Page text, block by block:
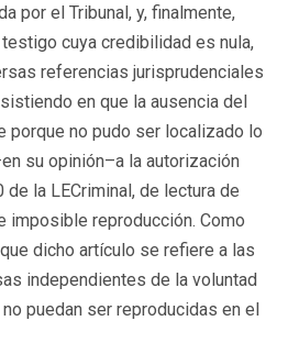
por el Tribunal, y, finalmente,
cuya credibilidad es nula,
referencias jurisprudenciales
en que la ausencia del
porque no pudo ser localizado lo
su opinión–a la autorización
la LECriminal, de lectura de
imposible reproducción. Como
dicho artículo se refiere a las
independientes de la voluntad
puedan ser reproducidas en el